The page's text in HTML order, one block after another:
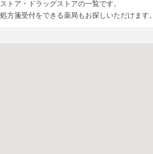
トア・ドラッグストアの一覧です。
方箋受付をできる薬局もお探しいただけます。